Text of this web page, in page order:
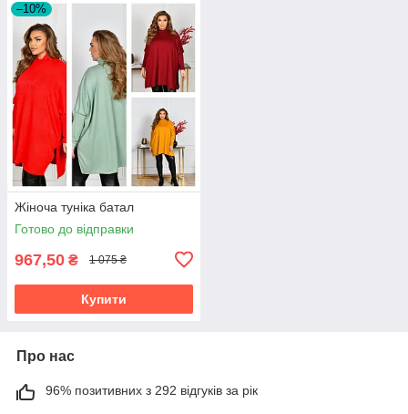
–10%
Жіноча туніка батал
Готово до відправки
967,50 ₴ 1 075 ₴
Купити
Про нас
96% позитивних з 292 відгуків за рік